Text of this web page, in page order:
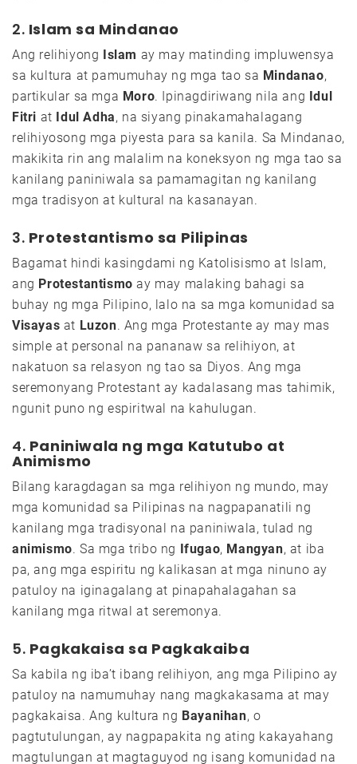
2. Islam sa Mindanao
Ang relihiyong Islam ay may matinding impluwensya
sa kultura at pamumuhay ng mga tao sa Mindanao,
partikular sa mga Moro. Ipinagdiriwang nila ang Idul
Fitri at Idul Adha, na siyang pinakamahalagang
relihiyosong mga piyesta para sa kanila. Sa Mindanao,
makikita rin ang malalim na koneksyon ng mga tao sa
kanilang paniniwala sa pamamagitan ng kanilang
mga tradisyon at kultural na kasanayan.
3. Protestantismo sa Pilipinas
Bagamat hindi kasingdami ng Katolisismo at Islam,
ang Protestantismo ay may malaking bahagi sa
buhay ng mga Pilipino, lalo na sa mga komunidad sa
Visayas at Luzon. Ang mga Protestante ay may mas
simple at personal na pananaw sa relihiyon, at
nakatuon sa relasyon ng tao sa Diyos. Ang mga
seremonyang Protestant ay kadalasang mas tahimik,
ngunit puno ng espiritwal na kahulugan.
4. Paniniwala ng mga Katutubo at
Animismo
Bilang karagdagan sa mga relihiyon ng mundo, may
mga komunidad sa Pilipinas na nagpapanatili ng
kanilang mga tradisyonal na paniniwala, tulad ng
animismo. Sa mga tribo ng Ifugao, Mangyan, at iba
pa, ang mga espiritu ng kalikasan at mga ninuno ay
patuloy na iginagalang at pinapahalagahan sa
kanilang mga ritwal at seremonya.
5. Pagkakaisa sa Pagkakaiba
Sa kabila ng iba’t ibang relihiyon, ang mga Pilipino ay
patuloy na namumuhay nang magkakasama at may
pagkakaisa. Ang kultura ng Bayanihan, o
pagtutulungan, ay nagpapakita ng ating kakayahang
magtulungan at magtaguyod ng isang komunidad na